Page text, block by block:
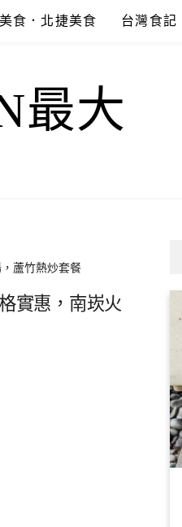
食．北捷美食 台灣食記
最大
蘆竹熱炒套餐
實惠，南崁火